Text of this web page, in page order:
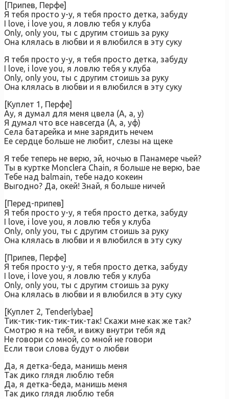
[Припев, Перфе]
Я тебя просто у-у, я тебя просто детка, забуду
I love, i love you, я ловлю тебя у клуба
Only, only you, ты с другим стоишь за руку
Она клялась в любви и я влюбился в эту суку
Я тебя просто у-у, я тебя просто детка, забуду
I love, i love you, я ловлю тебя у клуба
Only, only you, ты с другим стоишь за руку
Она клялась в любви и я влюбился в эту суку
[Куплет 1, Перфе]
Ау, я думал для меня цвела (А, а, у)
Я думал что все навсегда (А, а, уф)
Села батарейка и мне зарядить нечем
Ее сердце больше не любит, слезы на щеке
Я тебе теперь не верю, эй, ночью в Панамере чьей?
Ты в куртке Monclera Chain, я больше не верю, bae
Тебе над balmain, тебе надо кокеин
Выгодно? Да, окей! Знай, я больше ничей
[Перед-припев]
Я тебя просто у-у, я тебя просто детка, забуду
I love, i love you, я ловлю тебя у клуба
Only, only you, ты с другим стоишь за руку
Она клялась в любви и я влюбился в эту суку
[Припев, Перфе]
Я тебя просто у-у, я тебя просто детка, забуду
I love, i love you, я ловлю тебя у клуба
Only, only you, ты с другим стоишь за руку
Она клялась в любви и я влюбился в эту суку
[Куплет 2, Tenderlybae]
Тик-тик-тик-тик-тик-так! Скажи мне как же так?
Смотрю я на тебя, и вижу внутри тебя яд
Не говори со мной, со мной не говори
Если твои слова будут о любви
Да, я детка-беда, манишь меня
Так дико глядя люблю тебя
Да, я детка-беда, манишь меня
Так дико глядя люблю тебя